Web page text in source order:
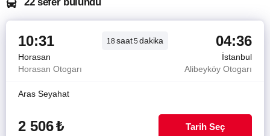
10:31 18saat5dakika 04:36
Horasan
İstanbul
Horasan Otogarı
Alibeyköy Otogarı
Aras Seyahat
2 506₺ Tarih Seç